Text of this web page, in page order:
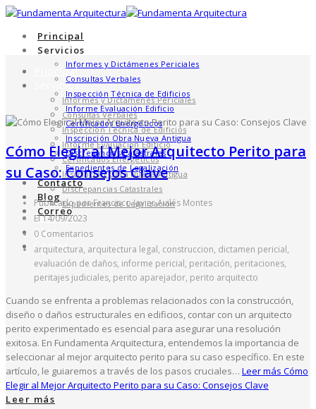
Principal
Servicios
Informes y Dictámenes Periciales
Consultas Verbales
Inspección Técnica de Edificios
Informe Evaluación Edificio
Certificados Energéticos
Inscripción Obra Nueva Antigua
Discrepancias Catastrales
Expedientes de Legalización
Contacto
Blog
Correo
Principal
Servicios
Informes y Dictámenes Periciales
Consultas Verbales
Inspección Técnica de Edificios
Informe Evaluación Edificio
Certificados Energéticos
Inscripción Obra Nueva Antigua
Discrepancias Catastrales
Expedientes de Legalización
Contacto
Blog
Correo
Cómo Elegir al Mejor Arquitecto Perito para
su Caso: Consejos Clave
Publicado por Francisco Javier Avilés Montes
El 14/09/2023
0 Comentarios
arquitectura, arquitectura legal, construccion, dictamen pericial,
evaluación de daños, informe pericial, peritación, peritaciones,
peritajes judiciales, perito aparejador, perito arquitecto
Cuando se enfrenta a problemas relacionados con la construcción,
diseño o daños estructurales en edificios, contar con un arquitecto
perito experimentado es esencial para asegurar una resolución
exitosa. En Fundamenta Arquitectura, entendemos la importancia de
seleccionar al mejor arquitecto perito para su caso específico. En este
artículo, le guiaremos a través de los pasos cruciales… Leer más Cómo
Elegir al Mejor Arquitecto Perito para su Caso: Consejos Clave
Leer más